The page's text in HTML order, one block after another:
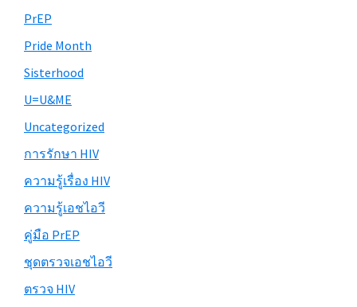
PrEP
Pride Month
Sisterhood
U=U&ME
Uncategorized
การรักษา HIV
ความรู้เรื่อง HIV
ความรู้เอชไอวี
คู่มือ PrEP
ชุดตรวจเอชไอวี
ตรวจ HIV